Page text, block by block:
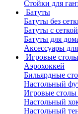
Стойки для
Батуты
Батуты без
Батуты с
Батуты для
Аксессуары
Игровые столы
Аэрохоккей
Бильярдные
Настольный
Игровые
Настольный
Настольный